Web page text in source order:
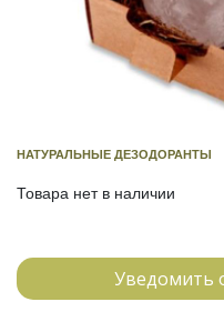
НАТУРАЛЬНЫЕ ДЕЗОДОРАНТЫ
Товара нет в наличии
Уведомить